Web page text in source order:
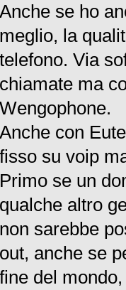
Anche se ho
meglio, la
telefono. Via
chiamate ma
Wengophone.
Anche con
fisso su voip
Primo se un
qualche altro
non sarebbe
out, anche se
fine del